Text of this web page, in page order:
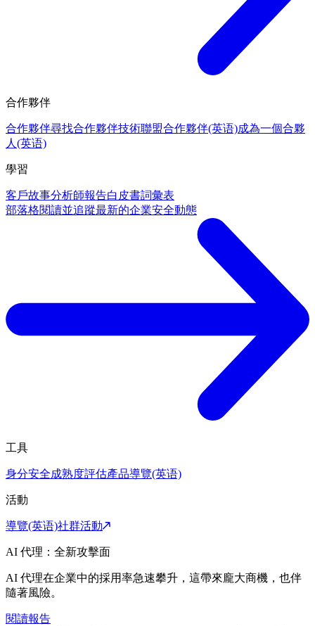
合作夥伴
合作夥伴尋找合作夥伴技術聯盟合作夥伴(英语)成為一個合夥
人(英语)
學習
客戶故事分析師報告白皮書詞彙表
部落格閱讀並追蹤最新的企業安全動態
工具
身分安全成熟度評估產品導覽(英语)
活動
導覽(英语)社群活動
AI 代理：全新攻擊面
AI 代理在企業中的採用率急速攀升，這帶來龐大商機，也伴
隨著風險。
閱讀報告